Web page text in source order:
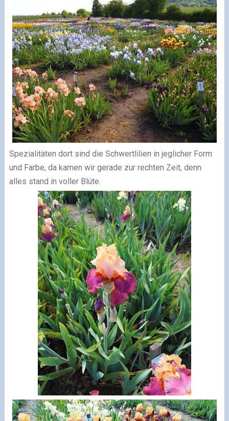
Spezialitäten dort sind die Schwertlilien in jeglicher Form
und Farbe, da kamen wir gerade zur rechten Zeit, denn
alles stand in voller Blüte.